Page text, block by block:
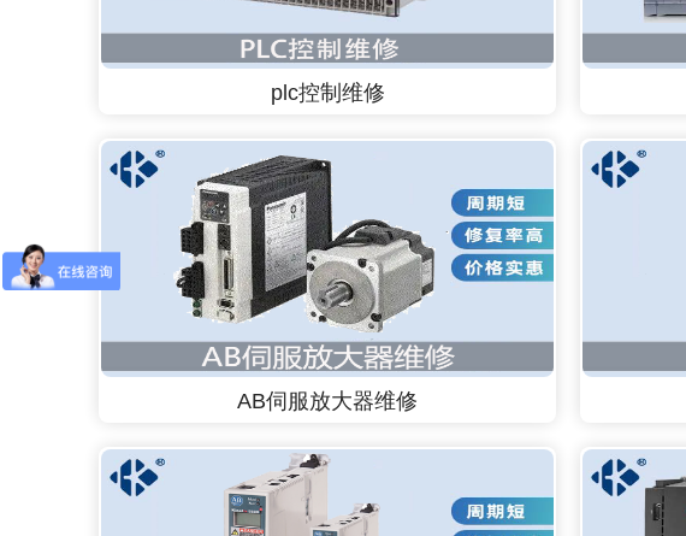
plc控制维修
AB伺服放大器维修